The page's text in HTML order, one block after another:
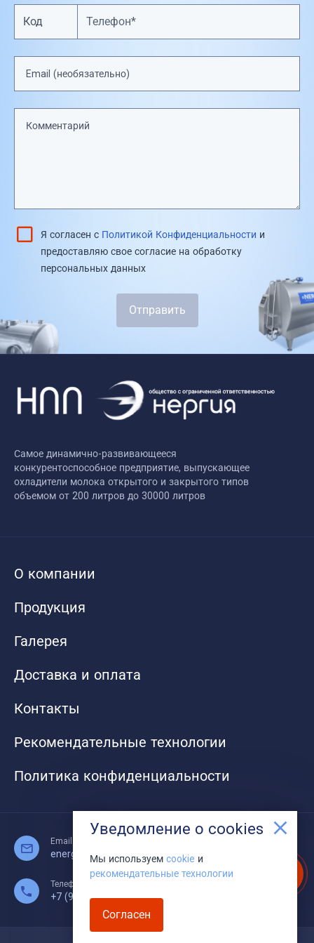
Код
Я согласен с Политикой Конфиденциальности и
предоставляю свое согласие на обработку
персональных данных
Отправить
Самое динамично-развивающееся
конкурентоспособное предприятие, выпускающее
охладители молока открытого и закрытого типов
объемом от 200 литров до 30000 литров
О компании
Продукция
Галерея
Доставка и оплата
Контакты
Рекомендательные технологии
Политика конфиденциальности
Email:
energy-kovrov@mail.ru
Телефон:
+7 (910) 180-01-29
Уведомление о cookies
Мы используем cookie и
рекомендательные технологии
Согласен